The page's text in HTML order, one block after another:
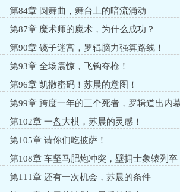
第84章 圆舞曲，舞台上的暗流涌动
第87章 魔术师的魔术，为什么成功？
第90章 镜子迷宫，罗辑脑力强算路线！
第93章 全场震惊，飞钩夺枪！
第96章 凯撒密码！苏晨的意图！
第99章 跨度一年的三个死者，罗辑道出内幕
第102章 一盘大棋，苏晨的灵感！
第105章 请你们吃披萨！
第108章 车坚马肥炮冲突，壁拥士象辕列卒
第111章 还有一次机会，苏晨的条件